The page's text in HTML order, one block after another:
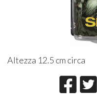
Altezza 12.5 cm circa